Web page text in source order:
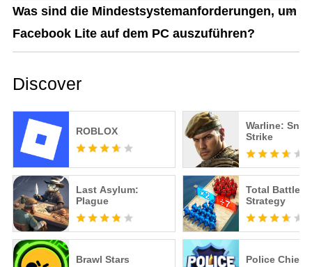
Was sind die Mindestsystemanforderungen, um
Facebook Lite auf dem PC auszuführen?
Discover
ROBLOX
Warline:
Strike
Last Asylum:
Plague
Total Battle:
Strategy
Brawl Stars Police Chief